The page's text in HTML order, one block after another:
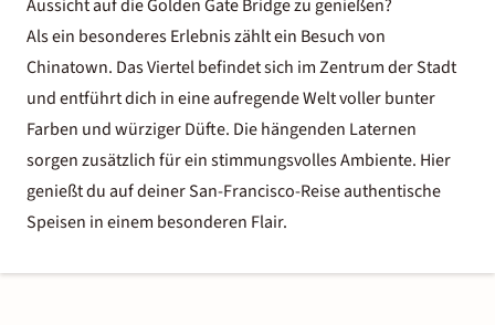
Aussicht auf die Golden Gate Bridge zu genießen?
Als ein besonderes Erlebnis zählt ein Besuch von
Chinatown. Das Viertel befindet sich im Zentrum der Stadt
und entführt dich in eine aufregende Welt voller bunter
Farben und würziger Düfte. Die hängenden Laternen
sorgen zusätzlich für ein stimmungsvolles Ambiente. Hier
genießt du auf deiner San-Francisco-Reise authentische
Speisen in einem besonderen Flair.